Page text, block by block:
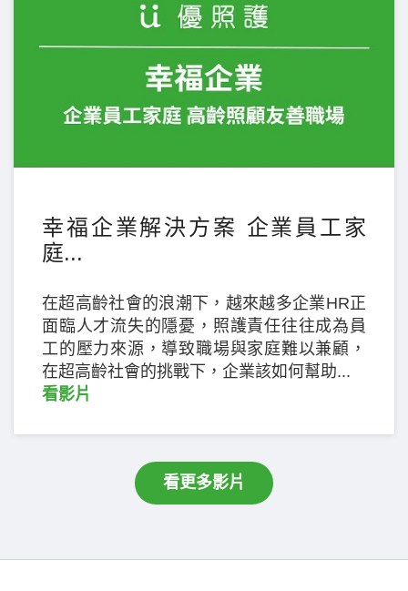
幸福企業解決方案 企業員工家
庭...
在超高齡社會的浪潮下，越來越多企業HR正
面臨人才流失的隱憂，照護責任往往成為員
工的壓力來源，導致職場與家庭難以兼顧，
在超高齡社會的挑戰下，企業該如何幫助...
看影片
看更多影片